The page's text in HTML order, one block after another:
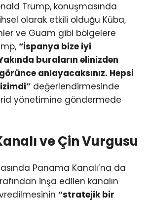
Trump, konuşmasında
olarak etkili olduğu Küba,
ve Guam gibi bölgelere
“İspanya bize iyi
buraların elinizden
anlayacaksınız. Hepsi
değerlendirmesinde
yönetimine göndermede
ve Çin Vurgusu
Panama Kanalı’na da
inşa edilen kanalın
“stratejik bir